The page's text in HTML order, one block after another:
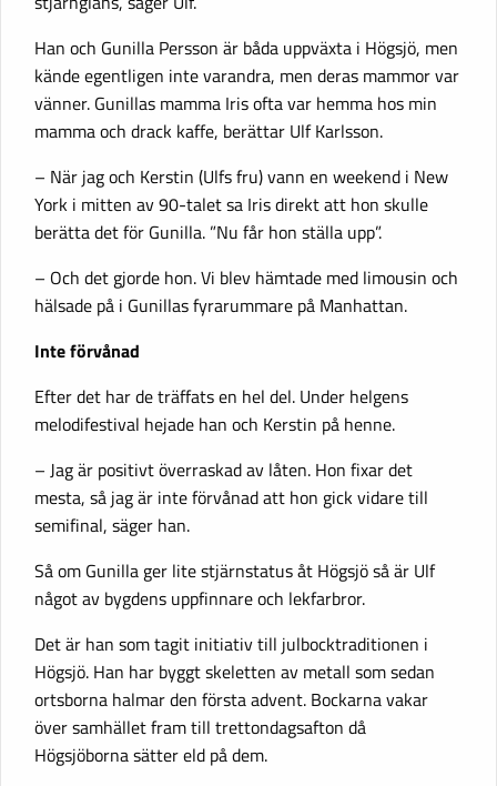
Han och Gunilla Persson är båda uppväxta i Högsjö, men
kände egentligen inte varandra, men deras mammor var
vänner. Gunillas mamma Iris ofta var hemma hos min
mamma och drack kaffe, berättar Ulf Karlsson.
– När jag och Kerstin (Ulfs fru) vann en weekend i New
York i mitten av 90-talet sa Iris direkt att hon skulle
berätta det för Gunilla. ”Nu får hon ställa upp”.
– Och det gjorde hon. Vi blev hämtade med limousin och
hälsade på i Gunillas fyrarummare på Manhattan.
Inte förvånad
Efter det har de träffats en hel del. Under helgens
melodifestival hejade han och Kerstin på henne.
– Jag är positivt överraskad av låten. Hon fixar det
mesta, så jag är inte förvånad att hon gick vidare till
semifinal, säger han.
Så om Gunilla ger lite stjärnstatus åt Högsjö så är Ulf
något av bygdens uppfinnare och lekfarbror.
Det är han som tagit initiativ till julbocktraditionen i
Högsjö. Han har byggt skeletten av metall som sedan
ortsborna halmar den första advent. Bockarna vakar
över samhället fram till trettondagsafton då
Högsjöborna sätter eld på dem.